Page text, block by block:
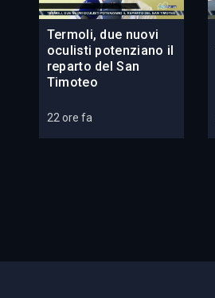
Termoli, due nuovi
oculisti potenziano il
reparto del San
Timoteo
22 ore fa